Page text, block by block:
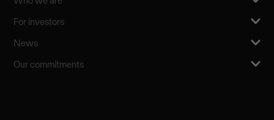
For investors
News
Our commitments